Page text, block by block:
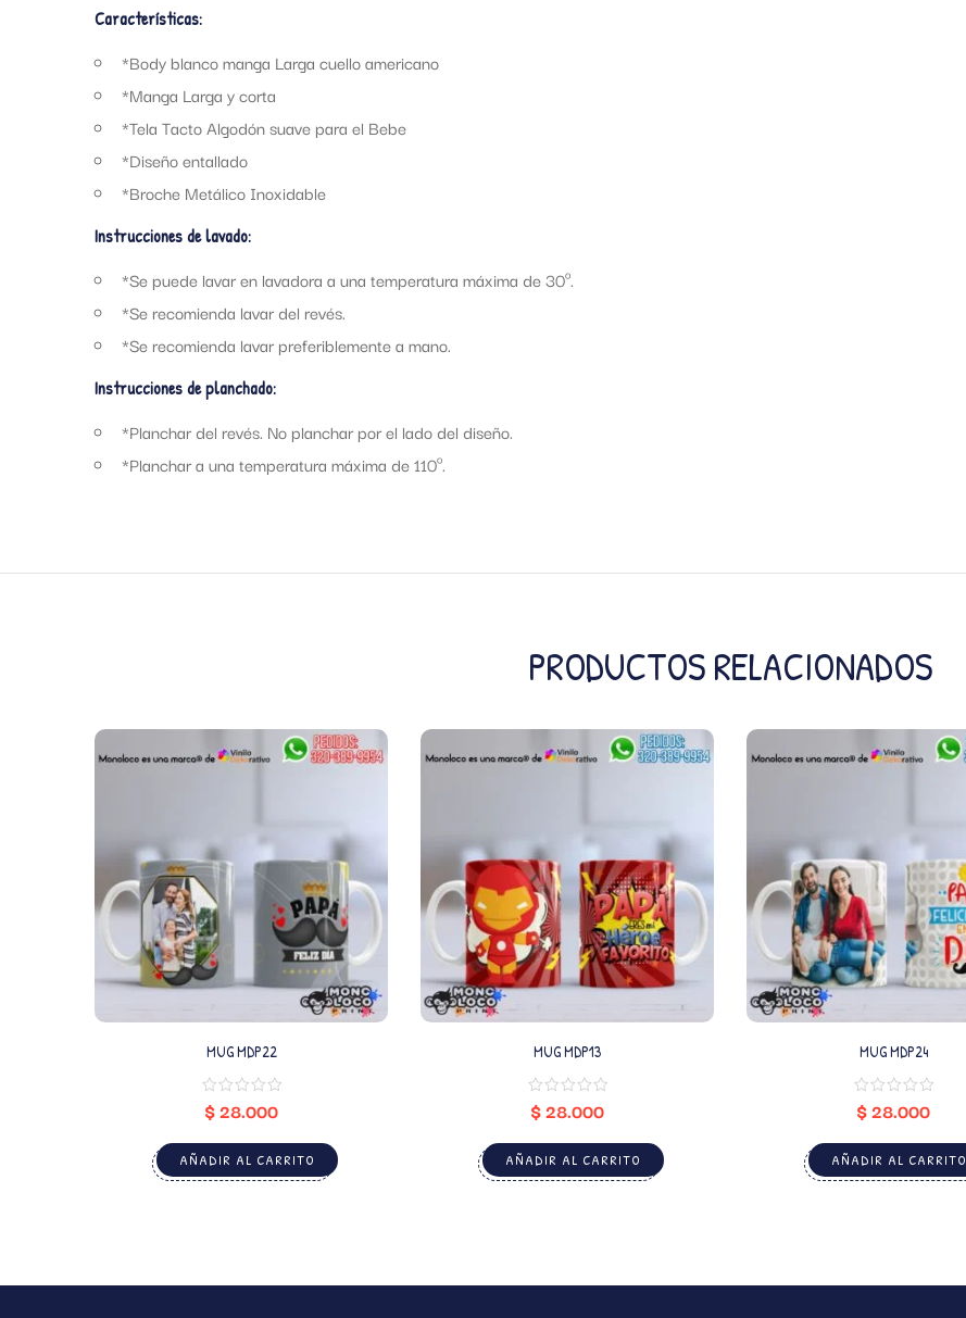
Características:
*Body blanco manga Larga cuello americano
*Manga Larga y corta
*Tela Tacto Algodón suave para el Bebe
*Diseño entallado
*Broche Metálico Inoxidable
Instrucciones de lavado:
*Se puede lavar en lavadora a una temperatura máxima de 30º.
*Se recomienda lavar del revés.
*Se recomienda lavar preferiblemente a mano.
Instrucciones de planchado:
*Planchar del revés. No planchar por el lado del diseño.
*Planchar a una temperatura máxima de 110º.
PRODUCTOS RELACIONADOS
MUG MDP22
$28.000
AÑADIR AL CARRITO
MUG MDP13
$28.000
AÑADIR AL CARRITO
MUG MDP24
$28.000
AÑADIR AL CARRITO